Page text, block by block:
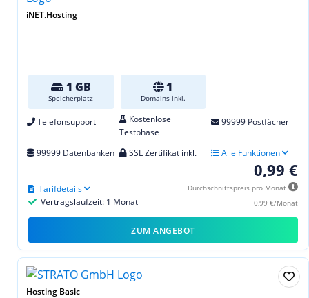
iNET.Hosting
1 GB
Speicherplatz
1
Domains inkl.
Telefonsupport
Kostenlose
Testphase
99999 Postfächer
99999 Datenbanken SSL Zertifikat inkl. Alle Funktionen
0,99 €
Durchschnittspreis pro Monat
0,99 €/Monat
Vertragslaufzeit: 1 Monat
Tarifdetails
ZUM ANGEBOT
Hosting Basic